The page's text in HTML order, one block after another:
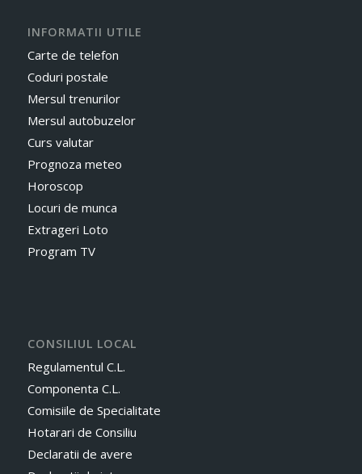
INFORMATII UTILE
Carte de telefon
Coduri postale
Mersul trenurilor
Mersul autobuzelor
Curs valutar
Prognoza meteo
Horoscop
Locuri de munca
Extrageri Loto
Program TV
CONSILIUL LOCAL
Regulamentul C.L.
Componenta C.L.
Comisiile de Specialitate
Hotarari de Consiliu
Declaratii de avere